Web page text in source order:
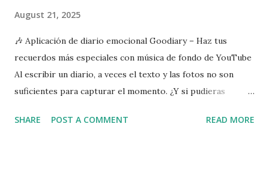
August 21, 2025
🎶 Aplicación de diario emocional Goodiary – Haz tus
recuerdos más especiales con música de fondo de YouTube
Al escribir un diario, a veces el texto y las fotos no son
suficientes para capturar el momento. ¿Y si pudieras
música que estaba en tu mente? Goodiary lo hace posible
SHARE POST A COMMENT READ MORE